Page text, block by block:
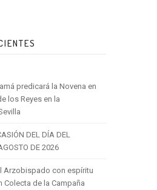
predicará la Novena en
los Reyes en la
DEL DÍA DEL
DE 2026
Arzobispado con espíritu
de la Campaña